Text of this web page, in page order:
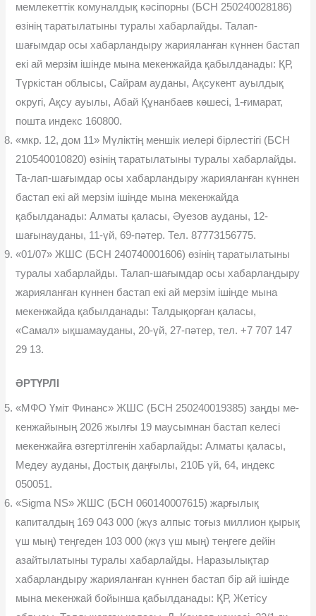
мемлекеттік комуналдық кəсіпорны (БСН 250240028186)
өзінің таратылатыны туралы хабарлайды. Талап-
шағымдар осы хабарландыру жарияланған күннен бастап
екі ай мерзім ішінде мына мекенжайда қабылданады: ҚР,
Түркістан облысы, Сайрам ауданы, Ақсукент ауылдық
округі, Ақсу ауылы, Абай Құнанбаев көшесі, 1-ғимарат,
пошта индекс 160800.
«мкр. 12, дом 11» Мүліктің меншік иелері бірлестігі (БСН
210540010820) өзінің таратылатыны туралы хабарлайды.
Та-лап-шағымдар осы хабарландыру жарияланған күннен
бастап екі ай мерзім ішінде мына мекенжайда
қабылданады: Алматы қаласы, Əуезов ауданы, 12-
шағынауданы, 11-үй, 69-пəтер. Тел. 87773156775.
«01/07» ЖШС (БСН 240740001606) өзінің таратылатыны
туралы хабарлайды. Талап-шағымдар осы хабарландыру
жарияланған күннен бастап екі ай мерзім ішінде мына
мекенжайда қабылданады: Талдықорған қаласы,
«Самал» ықшамауданы, 20-үй, 27-пəтер, тел. +7 707 147
29 13.
ƏРТҮРЛI
«МФО Үміт Финанс» ЖШС (БСН 250240019385) заңды ме-
кенжайының 2026 жылғы 19 маусымнан бастап келесі
мекенжайға өзгертілгенін хабарлайды: Алматы қаласы,
Медеу ауданы, Достық даңғылы, 210Б үй, 64, индекс
050051.
«Sigma NS» ЖШС (БСН 060140007615) жарғылық
капиталдың 169 043 000 (жүз алпыс тоғыз миллион қырық
үш мың) теңгеден 103 000 (жүз үш мың) теңгеге дейін
азайтылатыны туралы хабарлайды. Наразылықтар
хабарландыру жарияланған күннен бастап бір ай ішінде
мына мекенжай бойынша қабылданады: ҚР, Жетісу